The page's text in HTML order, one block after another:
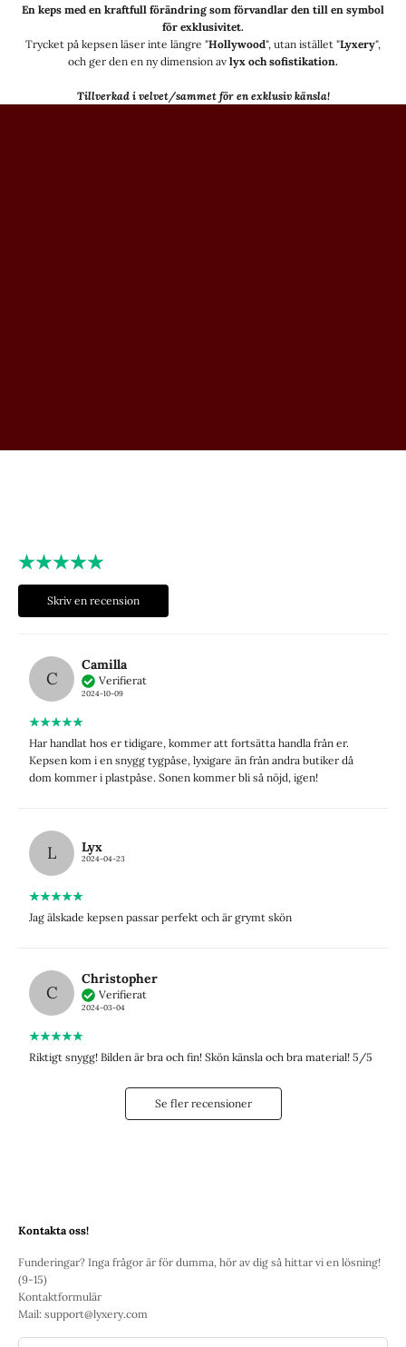
En keps med en kraftfull förändring som förvandlar den till en symbol
för exklusivitet.
Trycket på kepsen läser inte längre "Hollywood", utan istället "Lyxery",
och ger den en ny dimension av lyx och sofistikation.
Tillverkad i velvet/sammet för en exklusiv känsla!
Noga utvalda detaljer
Skriv en recension
C
Camilla
Verifierat
2024-10-09
Har handlat hos er tidigare, kommer att fortsätta handla från er.
Kepsen kom i en snygg tygpåse, lyxigare än från andra butiker då
dom kommer i plastpåse. Sonen kommer bli så nöjd, igen!
L Lyx
2024-04-23
Jag älskade kepsen passar perfekt och är grymt skön
C
Christopher
Verifierat
2024-03-04
Riktigt snygg! Bilden är bra och fin! Skön känsla och bra material! 5/5
Se fler recensioner
Kontakta oss!
Funderingar? Inga frågor är för dumma, hör av dig så hittar vi en lösning!
(9-15)
Kontaktformulär
Mail: support@lyxery.com